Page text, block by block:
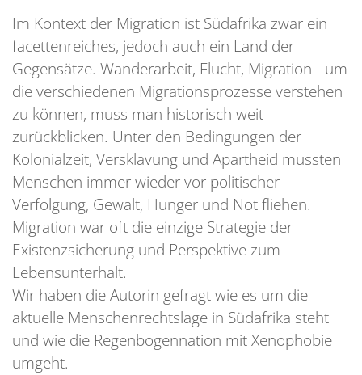
Im Kontext der Migration ist Südafrika zwar ein
facettenreiches, jedoch auch ein Land der
Gegensätze. Wanderarbeit, Flucht, Migration - um
die verschiedenen Migrationsprozesse verstehen
zu können, muss man historisch weit
zurückblicken. Unter den Bedingungen der
Kolonialzeit, Versklavung und Apartheid mussten
Menschen immer wieder vor politischer
Verfolgung, Gewalt, Hunger und Not fliehen.
Migration war oft die einzige Strategie der
Existenzsicherung und Perspektive zum
Lebensunterhalt.
Wir haben die Autorin gefragt wie es um die
aktuelle Menschenrechtslage in Südafrika steht
und wie die Regenbogennation mit Xenophobie
umgeht.